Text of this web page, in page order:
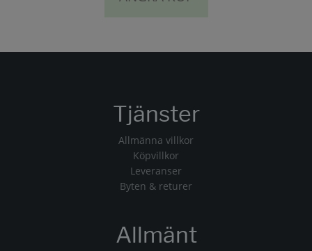
Tjänster
Allmänna villkor
Köpvillkor
Leveranser
Byten & returer
Allmänt